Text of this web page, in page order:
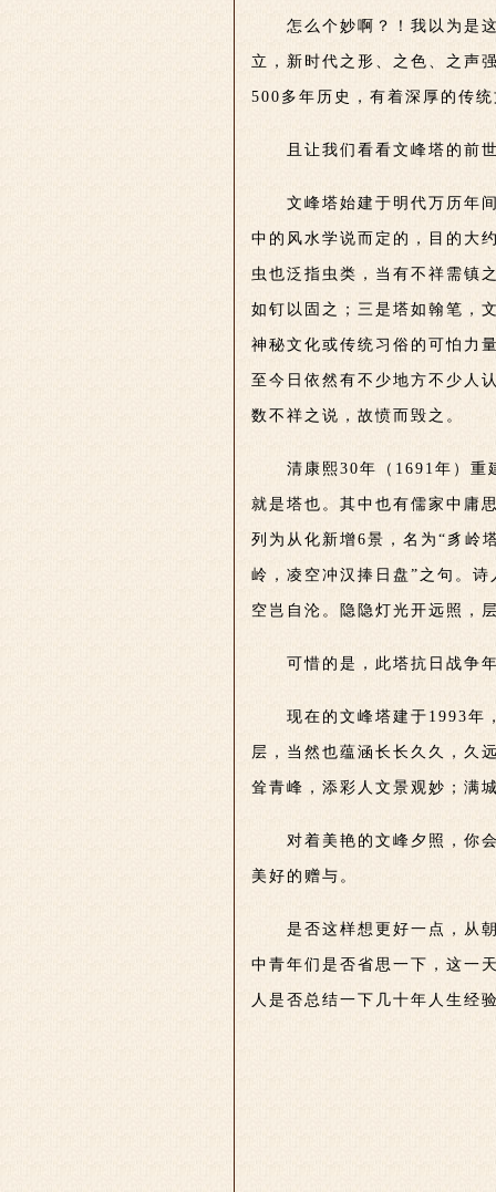
怎么个妙啊？！我以为是
立，新时代之形、之色、之声
500多年历史，有着深厚的传
且让我们看看文峰塔的前
文峰塔始建于明代万历年
中的风水学说而定的，目的大
虫也泛指虫类，当有不祥需镇
如钉以固之；三是塔如翰笔，
神秘文化或传统习俗的可怕力
至今日依然有不少地方不少人
数不祥之说，故愤而毁之。
清康熙30年（1691年）
就是塔也。其中也有儒家中庸
列为从化新增6景，名为“豸岭
岭，凌空冲汉捧日盘”之句。
空岂自沦。隐隐灯光开远照，
可惜的是，此塔抗日战争
现在的文峰塔建于1993年
层，当然也蕴涵长长久久，久
耸青峰，添彩人文景观妙；满
对着美艳的文峰夕照，你
美好的赠与。
是否这样想更好一点，从
中青年们是否省思一下，这一
人是否总结一下几十年人生经